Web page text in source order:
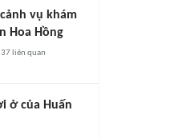
cảnh vụ khám
Hoa Hồng
37liên quan
ở của Huấn